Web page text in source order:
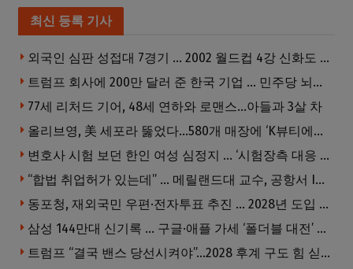
최신 등록 기사
외국인 심판 성접대 7경기 … 2002 월드컵 4강 신화도 흔들
트럼프 회사에 200만 달러 준 한국 기업 … 민주당 뇌물의혹 조사
77세 리처드 기어, 48세 연하와 로맨스…아들과 3살 차
올리브영, 美 세포라 뚫었다…580개 매장에 ‘K뷰티에딧’ 론칭
변호사 시험 보던 한인 여성 심정지 … ‘시험장측 대응 부적절’ 소송
“합법 취업허가 있는데” … 메릴랜드대 교수, 공항서 ICE에 체포, 구금 중
동포청, 재외국민 우편·전자투표 추진 … 2028년 도입 목표
삼성 144만대 신기록 … 구글·애플 가세 ‘폴더블 대전’ 열린다
트럼프 “결국 밴스 당선시켜야”…2028 후계 구도 힘 싣나